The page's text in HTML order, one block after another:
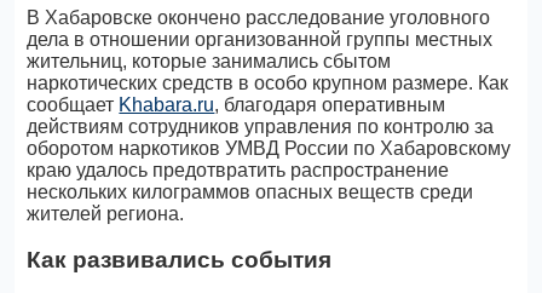
В Хабаровске окончено расследование уголовного
дела в отношении организованной группы местных
жительниц, которые занимались сбытом
наркотических средств в особо крупном размере. Как
сообщает Khabara.ru, благодаря оперативным
действиям сотрудников управления по контролю за
оборотом наркотиков УМВД России по Хабаровскому
краю удалось предотвратить распространение
нескольких килограммов опасных веществ среди
жителей региона.
Как развивались события